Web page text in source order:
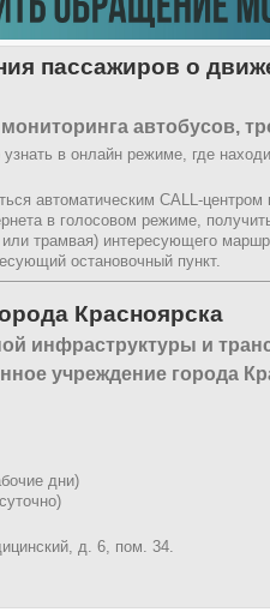
пассажиров о
автобусов,
в онлайн режиме, где
автоматическим CALL-
в голосовом режиме,
или трамвая) интересующего
остановочный пункт.
Красноярска
инфраструктуры и
учреждение города
дни)
д. 6, пом. 34.